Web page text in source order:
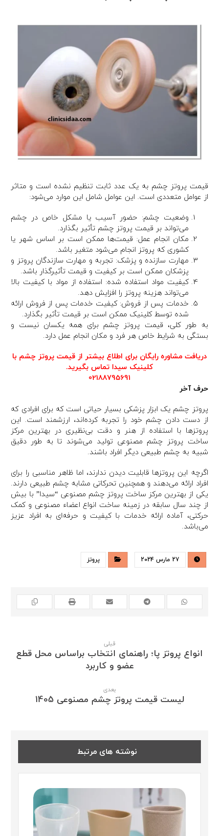
قیمت پروتز چشم به یک عدد ثابت تنظیم نشده است و متاثر
از عوامل متعددی است. این عوامل شامل این موارد می‌شود:
وضعیت چشم: حضور آسیب یا مشکل خاص در چشم
می‌تواند بر قیمت پروتز چشم تأثیر بگذارد.
مکان انجام عمل: قیمت‌ها ممکن است بر اساس شهر یا
کشوری که پروتز انجام می‌شود متغیر باشد.
مهارت سازنده و پزشک: تجربه و مهارت سازندگان پروتز و
پزشکان ممکن است بر کیفیت و قیمت تأثیرگذار باشد.
کیفیت مواد استفاده شده: استفاده از مواد با کیفیت بالا
می‌تواند هزینه پروتز را افزایش دهد.
خدمات پس از فروش: کیفیت خدمات پس از فروش ارائه
شده توسط کلینیک ممکن است بر قیمت تأثیر بگذارد.
به طور کلی، قیمت پروتز چشم برای همه یکسان نیست و
بستگی به شرایط خاص هر فرد و مکان انجام عمل دارد.
دریافت مشاوره رایگان برای اطلاع بیشتر از قیمت پروتز چشم با
کلینیک سیدا تماس بگیرید.
02188795691
حرف آخر
پروتز چشم یک ابزار پزشکی بسیار حیاتی است که برای افرادی که
از دست دادن چشم خود را تجربه کرده‌اند، ارزشمند است. این
پروتزها با استفاده از هنر و دقت بی‌نظیری در بهترین مرکز
ساخت پروتز چشم مصنوعی تولید می‌شوند تا به طور دقیق
شبیه به چشم طبیعی دیگر افراد باشند.
اگرچه این پروتزها قابلیت دیدن ندارند، اما ظاهر مناسبی را برای
افراد ارائه می‌دهند و همچنین تحرکاتی مشابه چشم طبیعی دارند.
یکی از بهترین مرکز ساخت پروتز چشم مصنوعی “سیدا” با بیش
از چند سال سابقه در زمینه ساخت انواع اعضاء مصنوعی و کمک
حرکتی، آماده ارائه خدمات با کیفیت و حرفه‌ای به افراد عزیز
می‌باشد.
27 مارس 2024 پروتز
قبلی
انواع پروتز پا؛ راهنمای انتخاب براساس محل قطع
عضو و کاربرد
بعدی
لیست قیمت پروتز چشم مصنوعی 1405
نوشته های مرتبط